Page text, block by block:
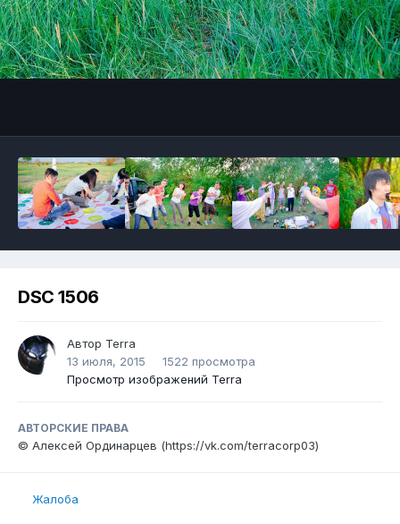
DSC 1506
Автор Terra
13 июля, 2015
1522 просмотра
Просмотр изображений Terra
АВТОРСКИЕ ПРАВА
© Алексей Ординарцев (https://vk.com/terracorp03)
Жалоба